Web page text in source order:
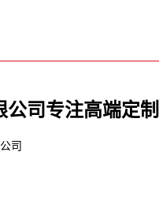
公司专注高端定
司